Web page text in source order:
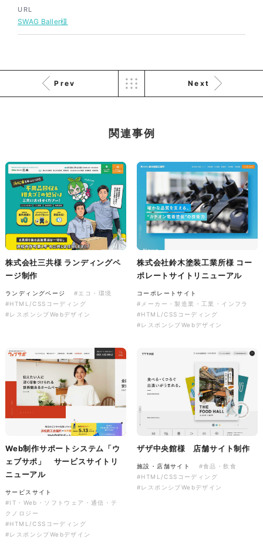
株式会社三共様 ドリップコー
ヒーパッケージ
ソレイユ障害年金サポートセン
ター様 コーポレートサイト制
作
株式会社バスコフーズ様
FRUITFRUIT SNACK パッケ
ージデザイン
パッケージ
#グラフィックデザイン
URL
SWAG Baller様
Prev Next
関連事例
株式会社三共様 ランディングペ
ージ制作
ランディングページ
#エコ・環境
#HTML/CSSコーディング
#レスポンシブWebデザイン
株式会社鈴木塗装工業所様 コー
ポレートサイトリニューアル
コーポレートサイト
#メーカー・製造業・工業・インフラ
#HTML/CSSコーディング
#レスポンシブWebデザイン
Web制作サポートシステム「ウ
ェブサポ」 サービスサイトリ
ニューアル
サービスサイト
#IT・Web・ソフトウェア・通信・テ
クノロジー
#HTML/CSSコーディング
#レスポンシブWebデザイン
ザザ中央館様 店舗サイト制作
施設・店舗サイト
#食品・飲食
#HTML/CSSコーディング
#レスポンシブWebデザイン